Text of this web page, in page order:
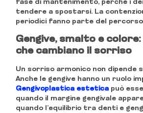
fase di mantenimento, perché i
tendere a spostarsi. La
periodici fanno parte del
Gengive, smalto e
che cambiano il sorriso
Un sorriso armonico non dipende
Anche le gengive hanno un ruolo
Gengivoplastica estetica può
quando il margine gengivale
quando l’equilibrio tra denti e